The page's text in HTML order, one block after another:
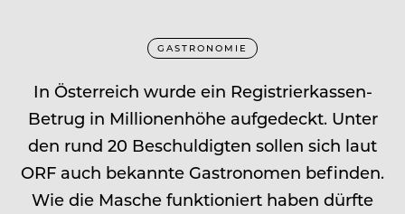
GASTRONOMIE
In Österreich wurde ein Registrierkassen-
Betrug in Millionenhöhe aufgedeckt. Unter
den rund 20 Beschuldigten sollen sich laut
ORF auch bekannte Gastronomen befinden.
Wie die Masche funktioniert haben dürfte